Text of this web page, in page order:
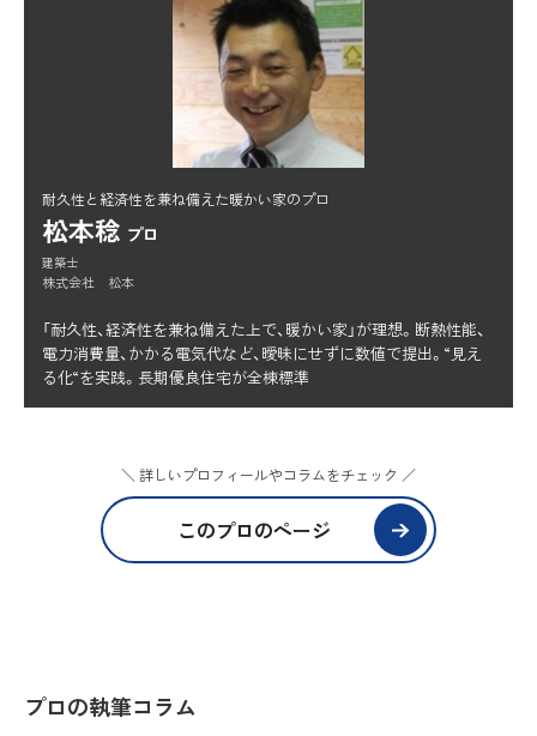
耐久性と経済性を兼ね備えた暖かい家のプロ
松本稔 プロ
建築士
株式会社 松本
「耐久性、経済性を兼ね備えた上で、暖かい家」が理想。断熱性能、
電力消費量、かかる電気代など、曖昧にせずに数値で提出。“見え
る化“を実践。長期優良住宅が全棟標準
＼ 詳しいプロフィールやコラムをチェック ／
このプロのページ
プロの執筆コラム